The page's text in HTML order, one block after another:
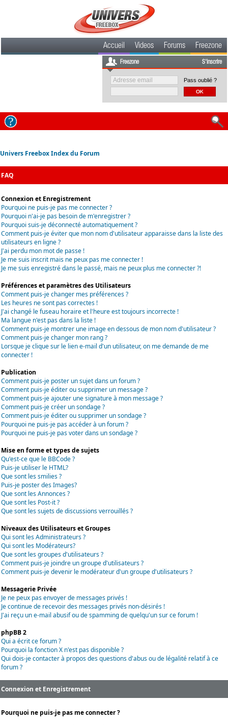
Accueil Videos Forums Freezone
Freezone S'inscrire
Pass oublié ?
Univers Freebox Index du Forum
FAQ
Connexion et Enregistrement
Pourquoi ne puis-je pas me connecter ?
Pourquoi n'ai-je pas besoin de m'enregistrer ?
Pourquoi suis-je déconnecté automatiquement ?
Comment puis-je éviter que mon nom d'utilisateur apparaisse dans la liste des
utilisateurs en ligne ?
J'ai perdu mon mot de passe !
Je me suis inscrit mais ne peux pas me connecter !
Je me suis enregistré dans le passé, mais ne peux plus me connecter ?!
Préférences et paramètres des Utilisateurs
Comment puis-je changer mes préférences ?
Les heures ne sont pas correctes !
J'ai changé le fuseau horaire et l'heure est toujours incorrecte !
Ma langue n'est pas dans la liste !
Comment puis-je montrer une image en dessous de mon nom d'utilisateur ?
Comment puis-je changer mon rang ?
Lorsque je clique sur le lien e-mail d'un utilisateur, on me demande de me
connecter !
Publication
Comment puis-je poster un sujet dans un forum ?
Comment puis-je éditer ou supprimer un message ?
Comment puis-je ajouter une signature à mon message ?
Comment puis-je créer un sondage ?
Comment puis-je éditer ou supprimer un sondage ?
Pourquoi ne puis-je pas accéder à un forum ?
Pourquoi ne puis-je pas voter dans un sondage ?
Mise en forme et types de sujets
Qu'est-ce que le BBCode ?
Puis-je utiliser le HTML?
Que sont les smilies ?
Puis-je poster des Images?
Que sont les Annonces ?
Que sont les Post-it ?
Que sont les sujets de discussions verrouillés ?
Niveaux des Utilisateurs et Groupes
Qui sont les Administrateurs ?
Qui sont les Modérateurs?
Que sont les groupes d'utilisateurs ?
Comment puis-je joindre un groupe d'utilisateurs ?
Comment puis-je devenir le modérateur d'un groupe d'utilisateurs ?
Messagerie Privée
Je ne peux pas envoyer de messages privés !
Je continue de recevoir des messages privés non-désirés !
J'ai reçu un e-mail abusif ou de spamming de quelqu'un sur ce forum !
phpBB 2
Qui a écrit ce forum ?
Pourquoi la fonction X n'est pas disponible ?
Qui dois-je contacter à propos des questions d'abus ou de légalité relatif à ce
forum ?
Connexion et Enregistrement
Pourquoi ne puis-je pas me connecter ?